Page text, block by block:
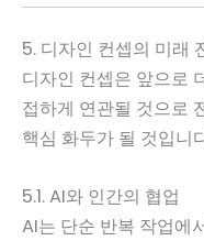
5. 디자인 컨셉의 미래
디자인 컨셉은 앞으로
접하게 연관될 것으로
핵심 화두가 될 것입니
5.1. AI와 인간의 협업
AI는 단순 반복 작업에